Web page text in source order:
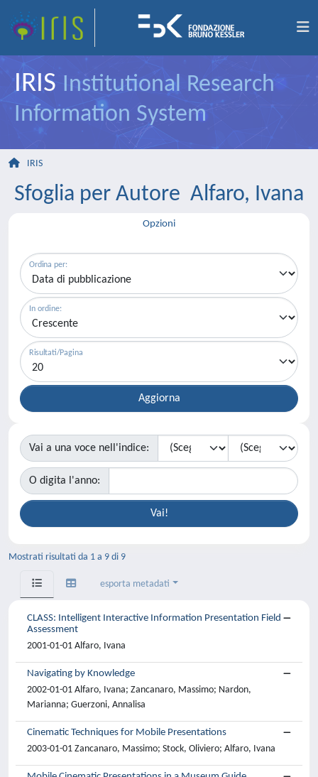
IRIS Institutional Research
Information System
IRIS
Sfoglia per Autore Alfaro, Ivana
Opzioni
Ordina per:
In ordine:
Risultati/Pagina
Vai a una voce nell'indice:
O digita l'anno:
Mostrati risultati da 1 a 9 di 9
esporta metadati
CLASS: Intelligent Interactive Information Presentation Field
Assessment
2001-01-01 Alfaro, Ivana
Navigating by Knowledge
2002-01-01 Alfaro, Ivana; Zancanaro, Massimo; Nardon,
Marianna; Guerzoni, Annalisa
Cinematic Techniques for Mobile Presentations
2003-01-01 Zancanaro, Massimo; Stock, Oliviero; Alfaro, Ivana